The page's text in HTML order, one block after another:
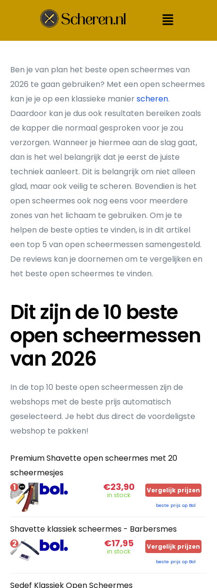
Ben je van plan het beste open scheermes van
2026 te gaan gebruiken? Met een open scheermes
kan je je op een klassieke manierscheren.
Daardoor kan je dus ook resultaten bereiken zoals
de kapper die normaal gesproken voor je zou
verzorgen. Wanneer je hiermee aan de slag gaat,
dan is het wel belangrijk dat je eerst de juiste
techniek aanleert. Dit is belangrijk om niet alleen
glad, maar ook veilig te scheren. Bovendien is het
open scheermes ook nog eens voor meerdere
zones van het lichaam te gebruiken. Om je te
helpen de beste opties te vinden, is in dit artikel
een top 5 van open scheermessen samengesteld.
De reviews kan je doornemen om te vergelijken en
het beste open scheermes te vinden.
Dit zijn de 10 beste
open scheermessen
van 2026
In de top 10 beste open scheermessen zijn de
webshops met de beste prijs automatisch
geselecteerd. Je hebt dus direct de voordeligste
webshop te pakken!
Premium Shavette open scheermes met 20
scheermesjes
1 €23,90
in stock
Vergelijk prijzen
beste prijs op Bol
Shavette klassiek scheermes - Barbersmes
2 €17,95
in stock
Vergelijk prijzen
beste prijs op Bol
Sedef Klassiek Open Scheermes